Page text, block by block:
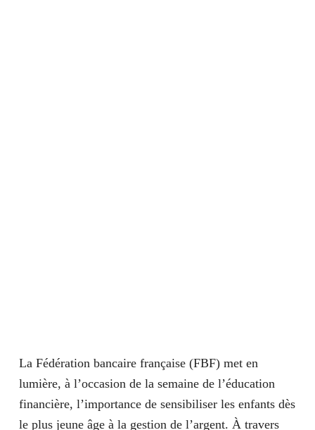
La Fédération bancaire française (FBF) met en
lumière, à l’occasion de la semaine de l’éducation
financière, l’importance de sensibiliser les enfants dès
le plus jeune âge à la gestion de l’argent. À travers